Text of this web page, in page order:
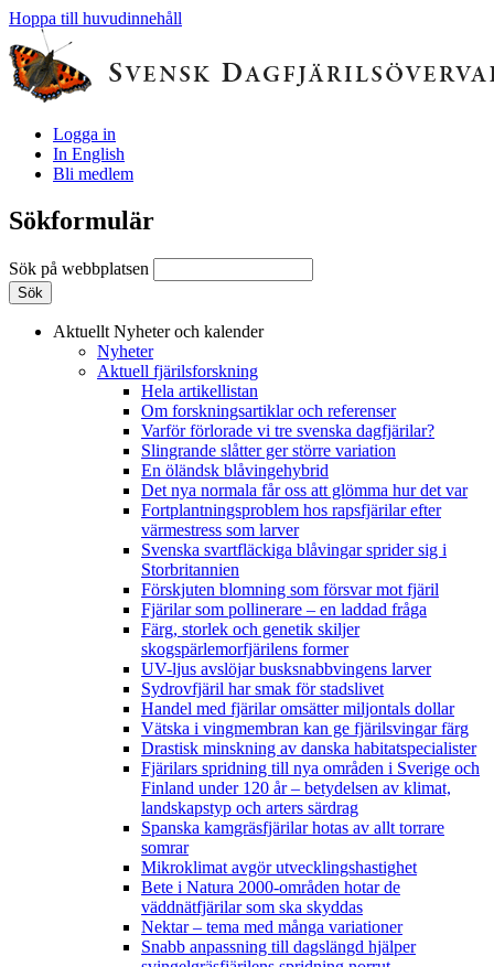
Hoppa till huvudinnehåll
Logga in
In English
Bli medlem
Sökformulär
Sök på webbplatsen
Aktuellt Nyheter och kalender
Nyheter
Aktuell fjärilsforskning
Hela artikellistan
Om forskningsartiklar och referenser
Varför förlorade vi tre svenska dagfjärilar?
Slingrande slåtter ger större variation
En öländsk blåvingehybrid
Det nya normala får oss att glömma hur det var
Fortplantningsproblem hos rapsfjärilar efter
värmestress som larver
Svenska svartfläckiga blåvingar sprider sig i
Storbritannien
Förskjuten blomning som försvar mot fjäril
Fjärilar som pollinerare – en laddad fråga
Färg, storlek och genetik skiljer
skogspärlemorfjärilens former
UV-ljus avslöjar busksnabbvingens larver
Sydrovfjäril har smak för stadslivet
Handel med fjärilar omsätter miljontals dollar
Vätska i vingmembran kan ge fjärilsvingar färg
Drastisk minskning av danska habitatspecialister
Fjärilars spridning till nya områden i Sverige och
Finland under 120 år– betydelsen av klimat,
landskapstyp och arters särdrag
Spanska kamgräsfjärilar hotas av allt torrare
somrar
Mikroklimat avgör utvecklingshastighet
Bete i Natura 2000-områden hotar de
väddnätfjärilar som ska skyddas
Nektar – tema med många variationer
Snabb anpassning till dagslängd hjälper